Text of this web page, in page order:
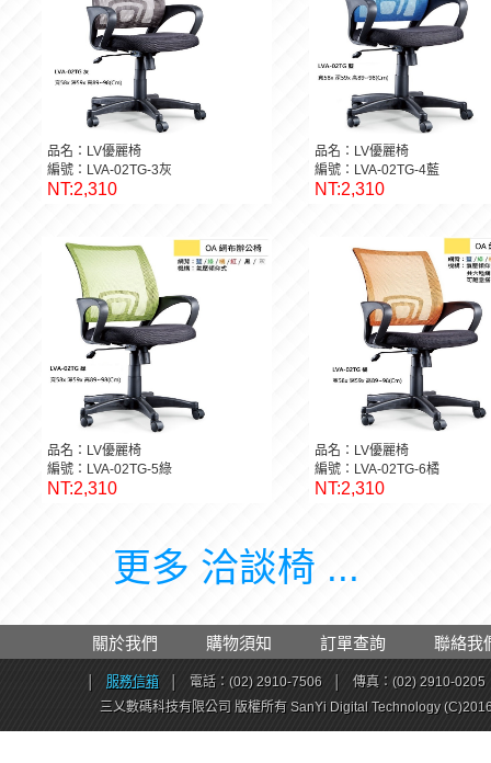
品名：LV優麗椅
編號：LVA-02TG-3灰
NT:2,310
品名：LV優麗椅
編號：LVA-02TG-4藍
NT:2,310
品名：LV優麗椅
編號：LVA-02TG-5綠
NT:2,310
品名：LV優麗椅
編號：LVA-02TG-6橘
NT:2,310
更多 洽談椅 ...
關於我們 購物須知 訂單查詢 聯絡我
服務信箱 電話：(02) 2910-7506
傳真：(02) 2910-0205
三乂數碼科技有限公司 版權所有 SanYi Digital Technology